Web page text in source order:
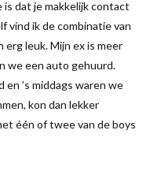
is dat je makkelijk contact
vind ik de combinatie van
erg leuk. Mijn ex is meer
we een auto gehuurd.
en ’s middags waren we
kon dan lekker
één of twee van de boys